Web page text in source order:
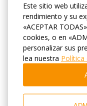
Este sitio web
rendimiento y su
«ACEPTAR
cookies, o en
personalizar sus
lea nuestra Política
Горничную
Все вопросы по